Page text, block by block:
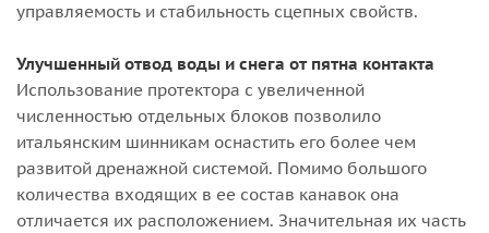
управляемость и стабильность сцепных свойств.
Улучшенный отвод воды и снега от пятна контакта
Использование протектора с увеличенной
численностью отдельных блоков позволило
итальянским шинникам оснастить его более чем
развитой дренажной системой. Помимо большого
количества входящих в ее состав канавок она
отличается их расположением. Значительная их часть